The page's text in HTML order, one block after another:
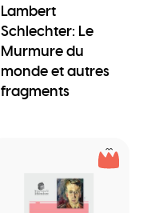
Lambert
Schlechter: Le
Murmure du
monde et autres
fragments